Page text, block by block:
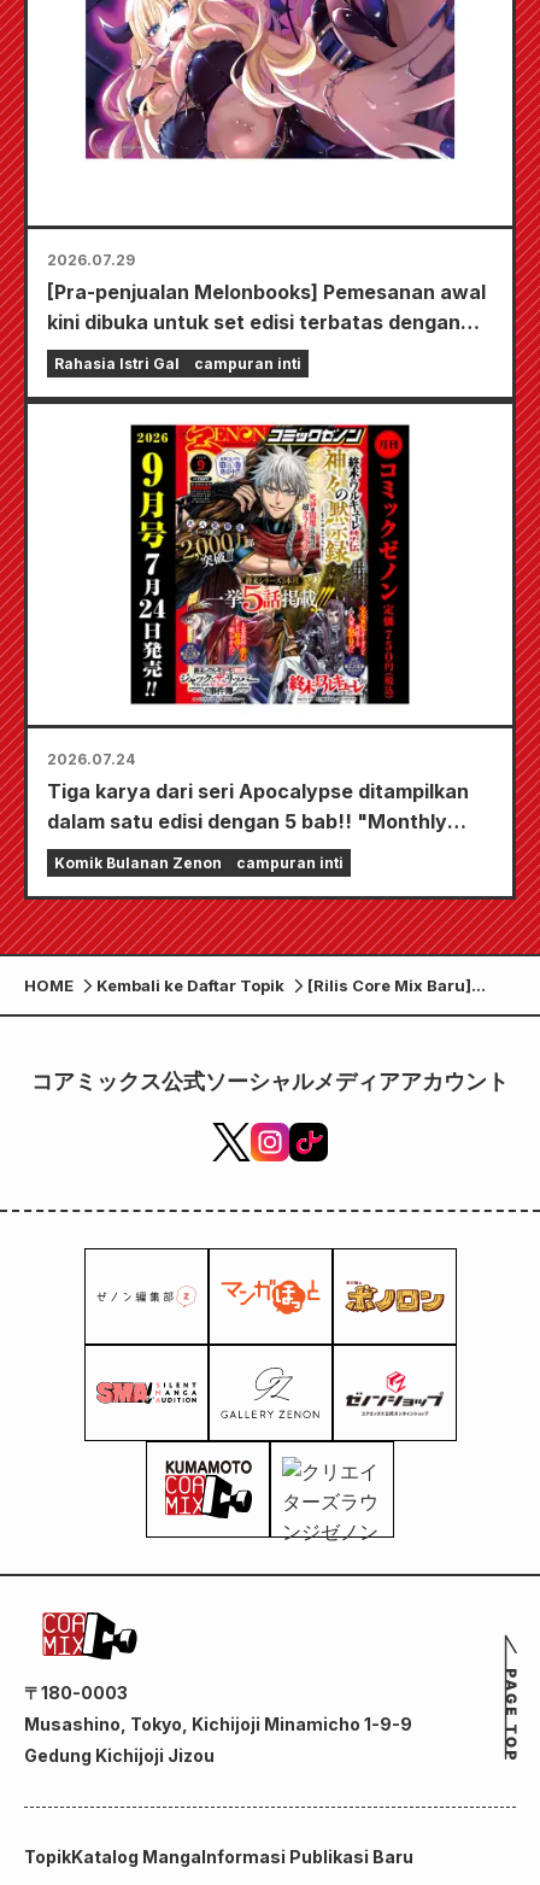
2026.07.29
[Pra-penjualan Melonbooks] Pemesanan awal
kini dibuka untuk set edisi terbatas dengan
playmat spesial yang menampilkan ilustrasi
Fuyuki Tojo yang sangat indah karya Kudou!
Bride" dijadwalkan rilis pada 20 Oktober!
Rahasia Istri Gal campuran inti
2026.07.24
Tiga karya dari seri Apocalypse ditampilkan
dalam satu edisi dengan 5 bab!! "Monthly
Comic Zenon edisi September 2026" akan
mulai dijual pada tanggal 24 Juli!!
Komik Bulanan Zenon campuran inti
HOME Kembali ke Daftar Topik
[Rilis Core Mix Baru]
Zenon Comics mulai
コアミックス公式ソーシャルメディアアカウント
〒180-0003
Musashino, Tokyo, Kichijoji Minamicho 1-9-9
Gedung Kichijoji Jizou
TopikKatalog MangaInformasi Publikasi Baru